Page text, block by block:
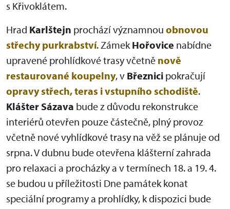
s Křivoklátem.
Hrad Karlštejn prochází významnou obnovou
střechy purkrabství. ZámekHořovice nabídne
upravené prohlídkové trasy včetně nově
restaurované koupelny, v Březnici pokračují
opravy střech, teras i vstupního schodiště.
Klášter Sázava bude z důvodu rekonstrukce
interiérů otevřen pouze částečně, plný provoz
včetně nové vyhlídkové trasy na věž se plánuje od
srpna. V dubnu bude otevřena klášterní zahrada
pro relaxaci a procházky a v termínech 18. a 19. 4.
se budou u příležitosti Dne památek konat
speciální programy a prohlídky, k dispozici bude